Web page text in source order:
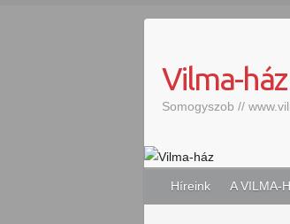
Vilma-ház
Somogyszob //
Híreink A VILMA-